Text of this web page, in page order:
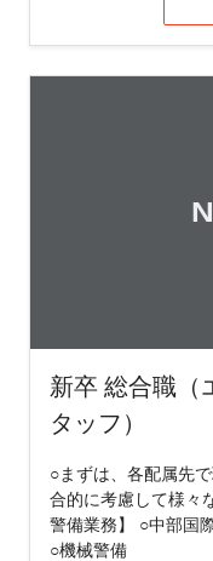
新卒 総合職（
タッフ）
○まずは、各配属先
合的に考慮して様々
警備業務】 ○中部国
○機械警備